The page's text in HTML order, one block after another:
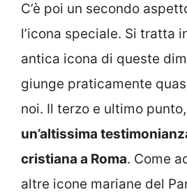
C’è poi un secondo
l’icona speciale. Si tratta
antica icona di queste
giunge praticamente
noi. Il terzo e ultimo
un’altissima
cristiana a Roma. Come
altre icone mariane del